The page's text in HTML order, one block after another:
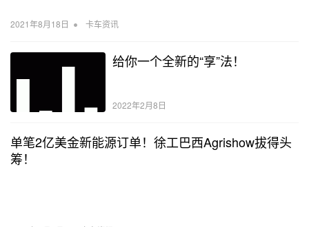
2021年8月18日 • 卡车资讯
给你一个全新的“享”法！
2022年2月8日
单笔2亿美金新能源订单！徐工巴西Agrishow拔得头
筹！